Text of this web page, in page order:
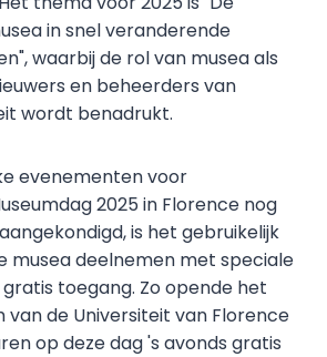
in snel veranderende
waarbij de rol van musea als
en beheerders van
wordt benadrukt.
evenementen voor
2025 in Florence nog
is het gebruikelijk
musea deelnemen met speciale
toegang. Zo opende het
van de Universiteit van Florence
op deze dag 's avonds gratis